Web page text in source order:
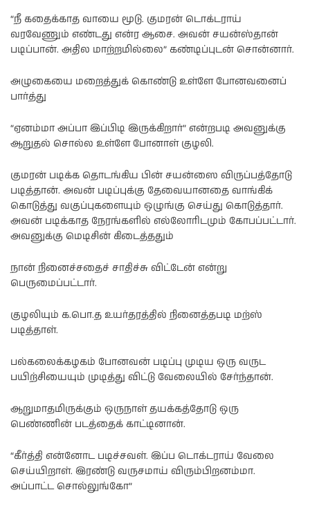
“நீ கதைக்காத வாயை மூடு. குமரன் டொக்டராய்
வரவேணும் எண்டது என்ர ஆசை. அவன் சயன்ஸ்தான்
படிப்பான். அதில மாற்றமில்லை” கண்டிப்புடன் சொன்னார்.
அழுகையை மறைத்துக் கொண்டு உள்ளே போனவனைப்
பார்த்து
“ஏனம்மா அப்பா இப்பிடி இருக்கிறார்” என்றபடி அவனுக்கு
ஆறுதல் சொல்ல உள்ளே போனாள் குழலி.
குமரன் படிக்க தொடங்கிய பின் சயன்ஸை விருப்பத்தோடு
படித்தான். அவன் படிப்புக்கு தேவையானதை வாங்கிக்
கொடுத்து வகுப்புகளையும் ஒழுங்கு செய்து கொடுத்தார்.
அவன் படிக்காத நேரங்களில் எல்லோரிடமும் கோபப்பட்டார்.
அவனுக்கு மெடிசின் கிடைத்ததும்
நான் நினைச்சதைச் சாதிச்சு விட்டேன் என்று
பெருமைப்பட்டார்.
குழலியும் க.பொ.த உயர்தரத்தில் நினைத்தபடி மற்ஸ்
படித்தாள்.
பல்கலைக்கழகம் போனவன் படிப்பு முடிய ஒரு வருட
பயிற்சியையும் முடித்து விட்டு வேலையில் சேர்ந்தான்.
ஆறுமாதமிருக்கும் ஒருநாள் தயக்கத்தோடு ஒரு
பெண்ணின் படத்தைக் காட்டினான்.
“கீர்த்தி என்னோட படிச்சவள். இப்ப டொக்டராய் வேலை
செய்யிறாள். இரண்டு வருசமாய் விரும்பிறனம்மா.
அப்பாட்ட சொல்லுங்கோ”